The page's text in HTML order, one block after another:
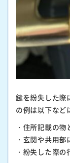
鍵を紛失した際
の例は以下など
・住所記載の
・玄関や共用
・紛失した際